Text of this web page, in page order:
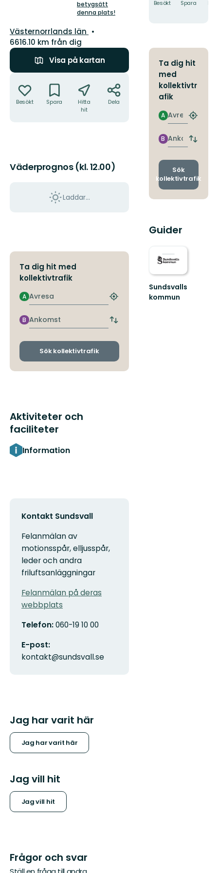
5
stjärnor
betygsätt
denna plats!
Län:
Västernorrlands län
6616.10 km från dig
Visa på kartan
Besökt Spara
Hitta
hit
Dela
Väderprognos (kl. 12.00)
Laddar...
Ta dig hit med
kollektivtrafik
Avresa
A
Hitta
hållplats
Ankomst
B
Byt
och
Sök kollektivtrafik
Aktiviteter och
faciliteter
Information
Kontakt Sundsvall
Felanmälan av
motionsspår, elljusspår,
leder och andra
friluftsanläggningar
Felanmälan på deras
webbplats
Telefon:060-19 10 00
E-post:
kontakt@sundsvall.se
Jag har varit här
Jag har varit här
Jag vill hit
Jag vill hit
Frågor och svar
Besökt Spara
Ta dig hit
med
kollektivtr
afik
Avresa
A
Hitta
Ankomst
B
Byt
och
Sök
kollektivtrafik
Guider
Sundsvalls
kommun